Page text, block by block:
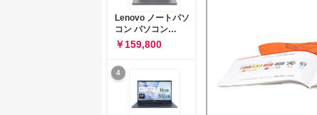
Lenovo ノートパソ
コン パソコン
IdeaPad Slim 3 14.0
インチ AMD
Ryzen™ 5 8640HS
メモリ16GB
SSD512GB
Microsoft 365 試用
版 Windows11 バッ
￥159,800
4